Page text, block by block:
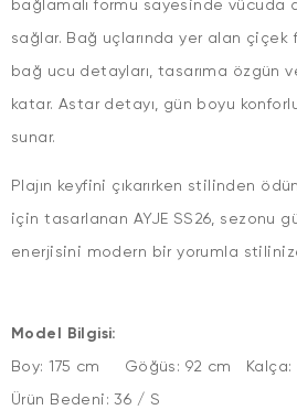
bağlamalı formu sayesinde vücuda
sağlar. Bağ uçlarında yer alan
bağ ucu detayları, tasarıma özgün
katar. Astar detayı, gün boyu
sunar.
Plajın keyfini çıkarırken stilinden
için tasarlanan AYJE SS26, sezonu
enerjisini modern bir yorumla
Model Bilgisi:
Boy: 175 cm Göğüs: 92 cm Kalça:
Ürün